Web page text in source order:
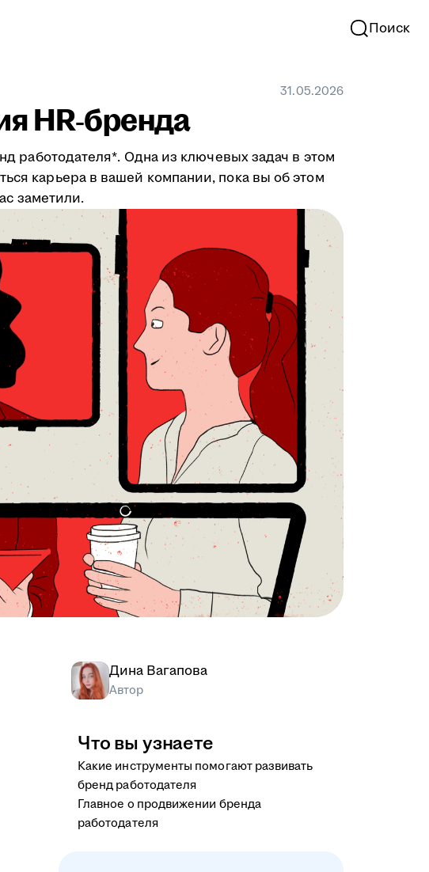
Поиск
31.05.2026
HR‑бренда
работодателя*. Одна из ключевых задач в этом
карьера в вашей компании, пока вы об этом
заметили.
Дина Вагапова
Автор
Что вы узнаете
Какие инструменты помогают развивать
бренд работодателя
Главное о продвижении бренда
работодателя